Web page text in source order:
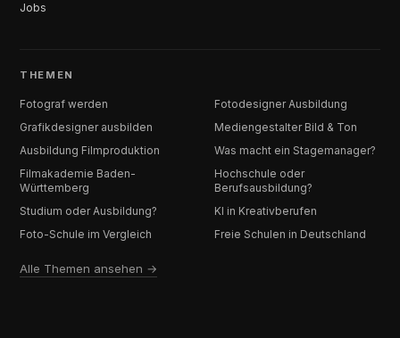
Jobs
THEMEN
Fotograf werden
Fotodesigner Ausbildung
Grafikdesigner ausbilden
Mediengestalter Bild & Ton
Ausbildung Filmproduktion
Was macht ein Stagemanager?
Filmakademie Baden-
Württemberg
Hochschule oder
Berufsausbildung?
Studium oder Ausbildung?
KI in Kreativberufen
Foto-Schule im Vergleich
Freie Schulen in Deutschland
Alle Themen ansehen →